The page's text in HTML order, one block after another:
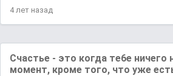
4 лет назад
Счастье - это когда те6е
момент, кроме того, что уже